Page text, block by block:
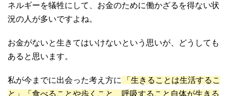
ネルギーを犠牲にして、お金のために働かざるを得ない状
況の人が多いですよね。
お金がないと生きてはいけないという思いが、どうしても
あると思います。
私が今までに出会った考え方に
「生きることは生活するこ
と」「食べることや歩くこと、呼吸すること自体が生きる